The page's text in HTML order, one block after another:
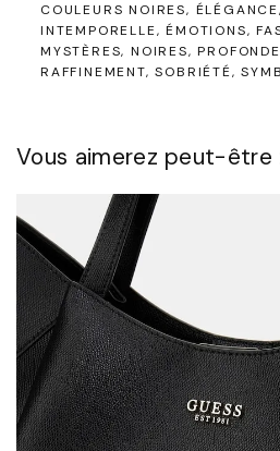
COULEURS NOIRES ÉLÉGANCE
INTEMPORELLE
ÉMOTIONS
MYSTÈRES NOIRES
RAFFINEMENT SOBRIÉTÉ
Vous aimerez peut-être